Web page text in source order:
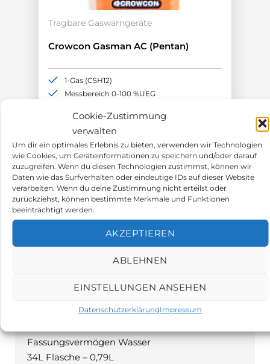
Cookie-Zustimmung
verwalten
Um dir ein optimales Erlebnis zu bieten, verwenden wir Technologien
wie Cookies, um Geräteinformationen zu speichern und/oder darauf
zuzugreifen. Wenn du diesen Technologien zustimmst, können wir
Daten wie das Surfverhalten oder eindeutige IDs auf dieser Website
verarbeiten. Wenn du deine Zustimmung nicht erteilst oder
zurückziehst, können bestimmte Merkmale und Funktionen
beeinträchtigt werden.
AKZEPTIEREN
ABLEHNEN
EINSTELLUNGEN ANSEHEN
DatenschutzerklärungImpressum
Tragbare Gaswarngeräte
Crowcon Gasman AC (Pentan)
378,00€
1-Gas (C5H12)
Messbereich 0-100 %UEG
Akkulaufzeit >12h
PRODUKTBESCHREIBUNG
Beschreibung
Spezifikationen der Gasflaschen:
Fassungsvermögen Wasser
34L Flasche – 0,79L